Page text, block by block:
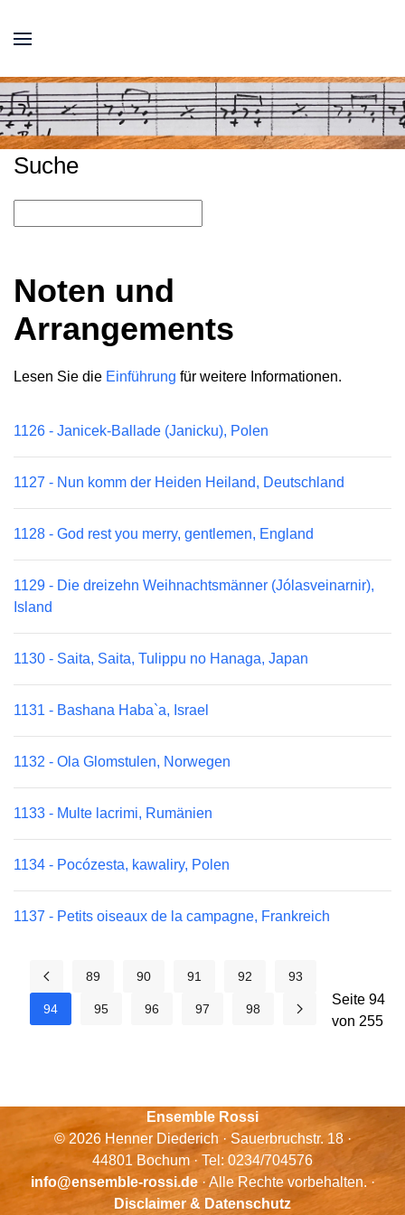
Suche
Noten und
Arrangements
Lesen Sie die Einführung für weitere Informationen.
1126 - Janicek-Ballade (Janicku), Polen
1127 - Nun komm der Heiden Heiland, Deutschland
1128 - God rest you merry, gentlemen, England
1129 - Die dreizehn Weihnachtsmänner (Jólasveinarnir),
Island
1130 - Saita, Saita, Tulippu no Hanaga, Japan
1131 - Bashana Haba`a, Israel
1132 - Ola Glomstulen, Norwegen
1133 - Multe lacrimi, Rumänien
1134 - Pocózesta, kawaliry, Polen
1137 - Petits oiseaux de la campagne, Frankreich
89 90 91 92 93
94 95 96 97 98
Seite 94
von 255
Ensemble Rossi
© 2026 Henner Diederich · Sauerbruchstr. 18 ·
44801 Bochum · Tel: 0234/704576
info@ensemble-rossi.de· Alle Rechte vorbehalten. ·
Disclaimer & Datenschutz